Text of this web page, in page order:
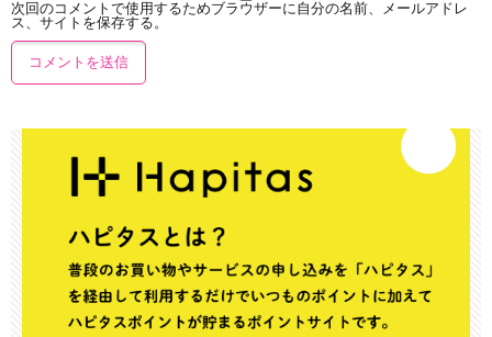
次回のコメントで使用するためブラウザーに自分の名前、メールアドレ
ス、サイトを保存する。